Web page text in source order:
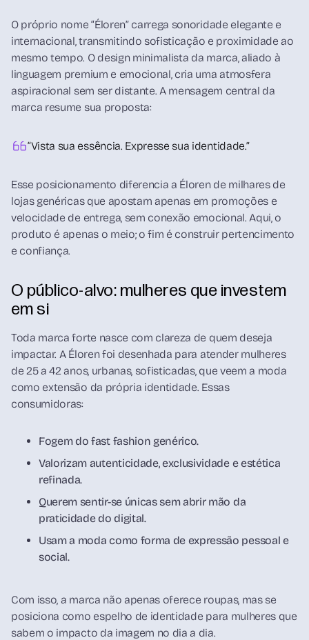
O próprio nome “Éloren” carrega sonoridade elegante e
internacional, transmitindo sofisticação e proximidade ao
mesmo tempo. O design minimalista da marca, aliado à
linguagem premium e emocional, cria uma atmosfera
aspiracional sem ser distante. A mensagem central da
marca resume sua proposta:
“Vista sua essência. Expresse sua identidade.”
Esse posicionamento diferencia a Éloren de milhares de
lojas genéricas que apostam apenas em promoções e
velocidade de entrega, sem conexão emocional. Aqui, o
produto é apenas o meio; o fim é construir pertencimento
e confiança.
O público-alvo: mulheres que investem
em si
Toda marca forte nasce com clareza de quem deseja
impactar. A Éloren foi desenhada para atender mulheres
de 25 a 42 anos, urbanas, sofisticadas, que veem a moda
como extensão da própria identidade. Essas
consumidoras:
Fogem do fast fashion genérico.
Valorizam autenticidade, exclusividade e estética
refinada.
Querem sentir-se únicas sem abrir mão da
praticidade do digital.
Usam a moda como forma de expressão pessoal e
social.
Com isso, a marca não apenas oferece roupas, mas se
posiciona como espelho de identidade para mulheres que
sabem o impacto da imagem no dia a dia.